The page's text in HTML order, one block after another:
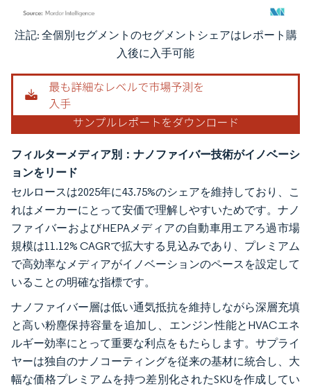
画像 © Mordor Intelligence。再利用にはCC BY 4.0の表示が必要です。
注記: 全個別セグメントのセグメントシェアはレポート購
入後に入手可能
フィルターメディア別：ナノファイバー技術がイノベーシ
ョンをリード
セルロースは2025年に43.75%のシェアを維持しており、こ
れはメーカーにとって安価で理解しやすいためです。ナノ
ファイバーおよびHEPAメディアの自動車用エアろ過市場
規模は11.12% CAGRで拡大する見込みであり、プレミアム
で高効率なメディアがイノベーションのペースを設定して
いることの明確な指標です。
ナノファイバー層は低い通気抵抗を維持しながら深層充填
と高い粉塵保持容量を追加し、エンジン性能とHVACエネ
ルギー効率にとって重要な利点をもたらします。サプライ
ヤーは独自のナノコーティングを従来の基材に統合し、大
幅な価格プレミアムを持つ差別化されたSKUを作成してい